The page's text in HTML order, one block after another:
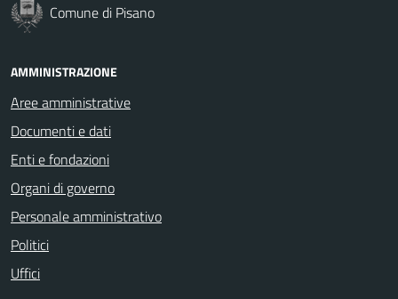
Comune di Pisano
AMMINISTRAZIONE
Aree amministrative
Documenti e dati
Enti e fondazioni
Organi di governo
Personale amministrativo
Politici
Uffici